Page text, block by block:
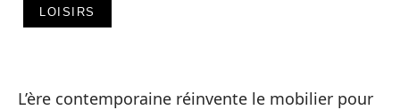
LOISIRS
L’ère contemporaine réinvente le mobilier pour